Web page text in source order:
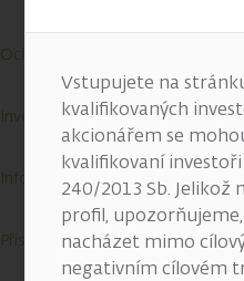
Vstupujete na
kvalifikovaných
akcionářem se
kvalifikovaní
240/2013 Sb. Jelikož
profil,
nacházet mimo
negativním cílovém
Investiční služby
Informace o cookies
Přístupnost služeb